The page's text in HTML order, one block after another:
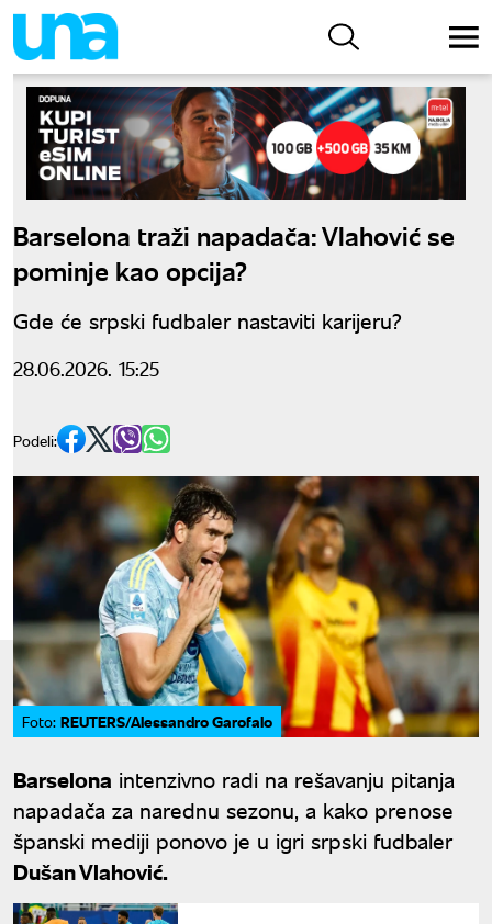
Barselona traži napadača: Vlahović se
pominje kao opcija?
Gde će srpski fudbaler nastaviti karijeru?
28.06.2026. 15:25
Podeli:
Foto: REUTERS/Alessandro Garofalo
Barselona intenzivno radi na rešavanju pitanja
napadača za narednu sezonu, a kako prenose
španski mediji ponovo je u igri srpski fudbaler
Dušan Vlahović.